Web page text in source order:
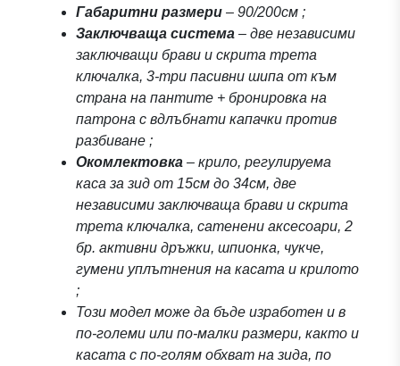
Габаритни размери – 90/200см ;
Заключваща система – две независими
заключващи брави и скрита трета
ключалка, 3-три пасивни шипа от към
страна на пантите + бронировка на
патрона с вдлъбнати капачки против
разбиване ;
Окомлектовка – крило, регулируема
каса за зид от 15см до 34см, две
независими заключваща брави и скрита
трета ключалка, сатенени аксесоари, 2
бр. активни дръжки, шпионка, чукче,
гумени уплътнения на касата и крилото
;
Този модел може да бъде изработен и в
по-големи или по-малки размери, както и
касата с по-голям обхват на зида, по